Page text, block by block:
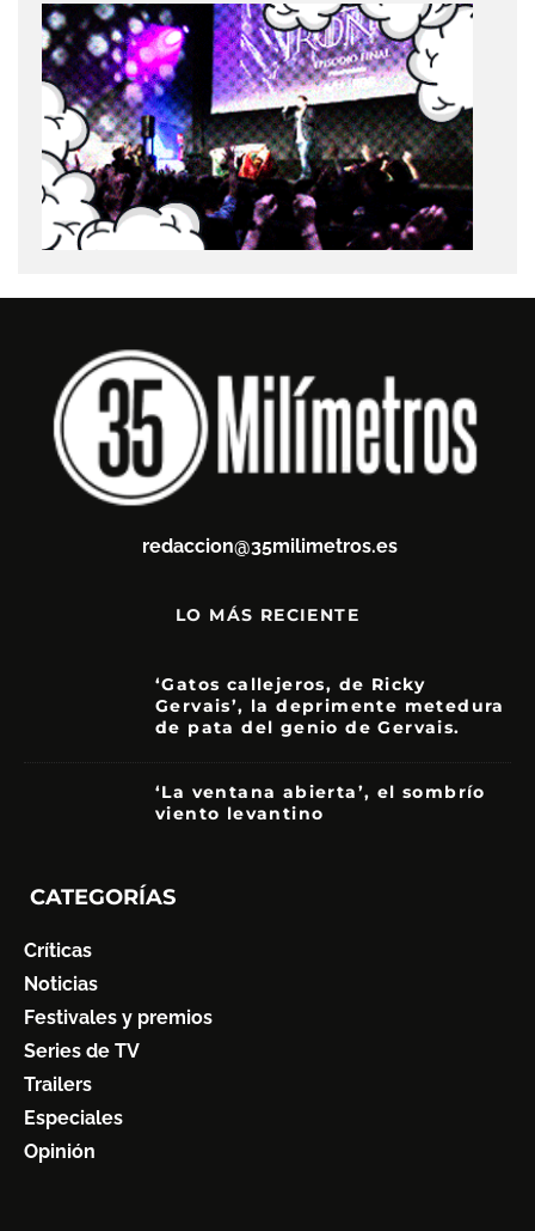
redaccion@35milimetros.es
LO MÁS RECIENTE
‘Gatos callejeros, de Ricky
Gervais’, la deprimente metedura
de pata del genio de Gervais.
‘La ventana abierta’, el sombrío
viento levantino
CATEGORÍAS
Críticas
Noticias
Festivales y premios
Series de TV
Trailers
Especiales
Opinión